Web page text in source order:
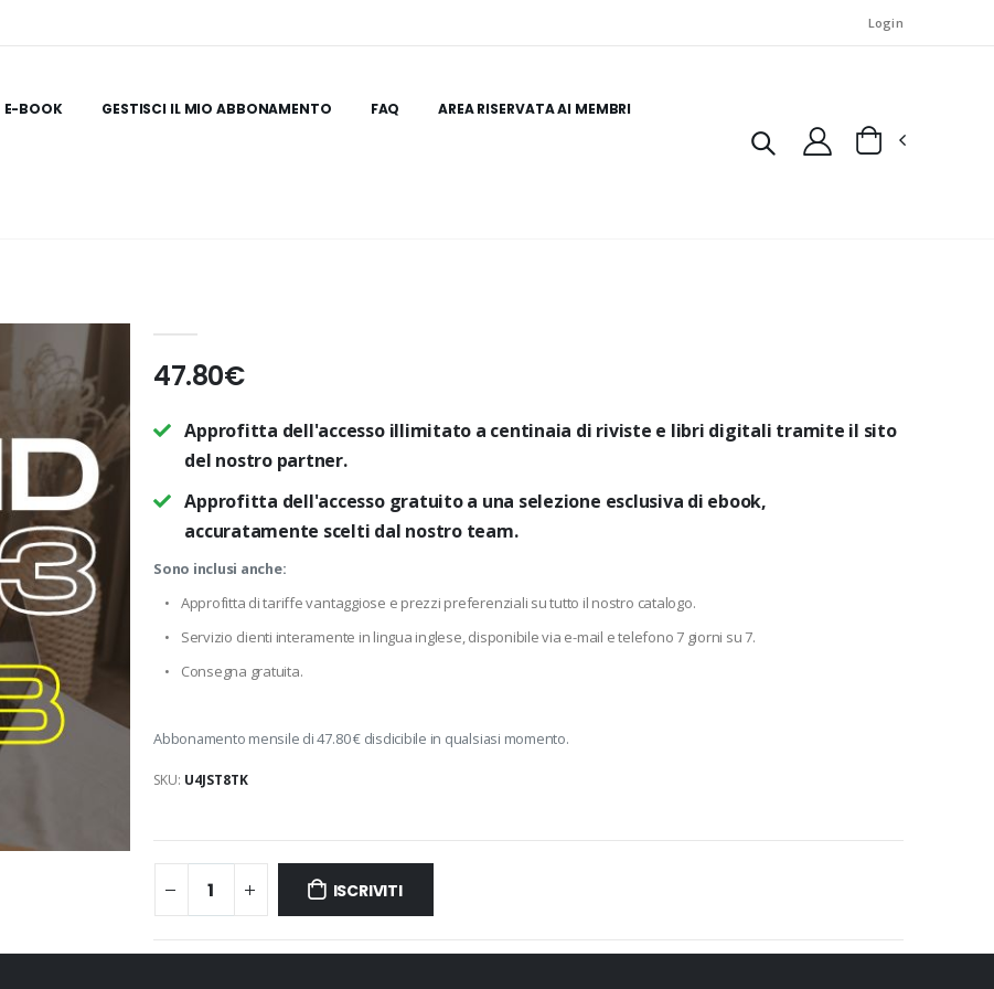
Login
E-BOOK GESTISCI IL MIO ABBONAMENTO FAQ AREA RISERVATA AI MEMBRI
47.80€
Approfitta dell'accesso illimitato a centinaia di riviste e libri digitali tramite il sito
del nostro partner.
Approfitta dell'accesso gratuito a una selezione esclusiva di ebook,
accuratamente scelti dal nostro team.
Sono inclusi anche:
•
Approfitta di tariffe vantaggiose e prezzi preferenziali su tutto il nostro catalogo.
•
Servizio clienti interamente in lingua inglese, disponibile via e-mail e telefono 7 giorni su 7.
•
Consegna gratuita.
Abbonamento mensile di 47.80 € disdicibile in qualsiasi momento.
SKU: U4JST8TK
ISCRIVITI